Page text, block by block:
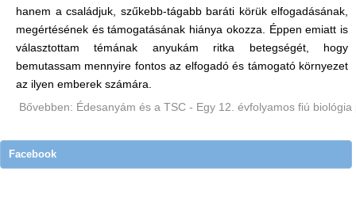
hanem a családjuk, szűkebb-tágabb baráti körük elfogadásának,
megértésének és támogatásának hiánya okozza. Éppen emiatt is
választottam témának anyukám ritka betegségét, hogy
bemutassam mennyire fontos az elfogadó és támogató környezet
az ilyen emberek számára.
Bővebben: Édesanyám és a TSC - Egy 12. évfolyamos fiú
Facebook